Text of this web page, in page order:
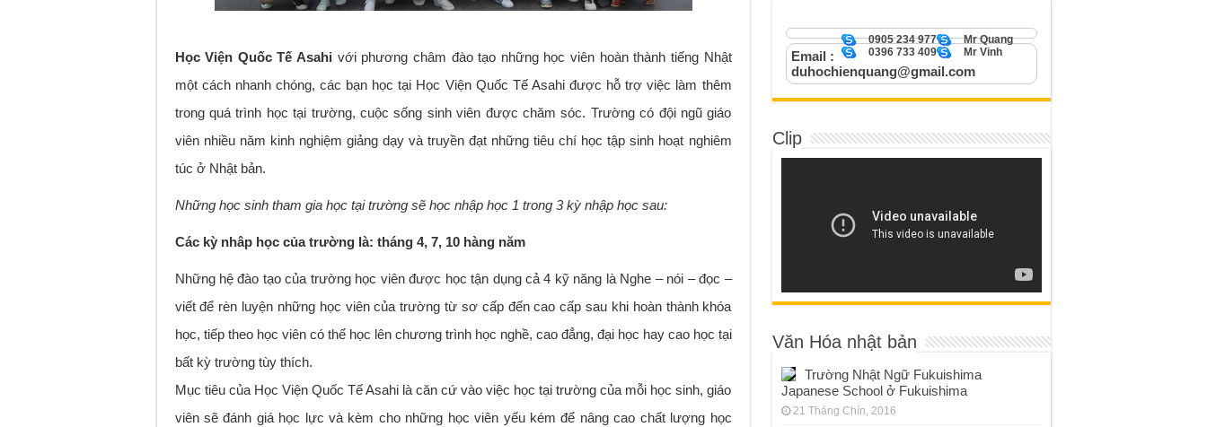
Học Viện Quốc Tế Asahi với phương châm đào tạo những học viên hoàn thành tiếng Nhật
một cách nhanh chóng, các bạn học tại Học Viện Quốc Tế Asahi được hỗ trợ việc làm thêm
trong quá trình học tại trường, cuộc sống sinh viên được chăm sóc. Trường có đội ngũ giáo
viên nhiều năm kinh nghiệm giảng dạy và truyền đạt những tiêu chí học tập sinh hoạt nghiêm
túc ở Nhật bản.
Những học sinh tham gia học tại trường sẽ học nhập học 1 trong 3 kỳ nhập học sau:
Các kỳ nhâp học của trường là: tháng 4, 7, 10 hàng năm
Những hệ đào tạo của trường học viên được học tận dụng cả 4 kỹ năng là Nghe – nói – đọc –
viết để rèn luyện những học viên của trường từ sơ cấp đến cao cấp sau khi hoàn thành khóa
học, tiếp theo học viên có thể học lên chương trình học nghề, cao đẳng, đại học hay cao học tại
bất kỳ trường tùy thích.
Mục tiêu của Học Viện Quốc Tế Asahi là căn cứ vào việc học tại trường của mỗi học sinh, giáo
viên sẽ đánh giá học lực và kèm cho những học viên yếu kém để nâng cao chất lượng học
Mr Quang
0905 234 977
Mr Vinh
0396 733 409
Email :
duhochienquang@gmail.com
Clip
Văn Hóa nhật bản
Trường Nhật Ngữ Fukuishima
Japanese School ở Fukuishima
21 Tháng Chín, 2016